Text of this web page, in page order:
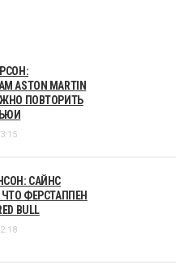
ASTON MARTIN
ПОВТОРИТЬ
САЙНС
ЧТО ФЕРСТАППЕН
BULL